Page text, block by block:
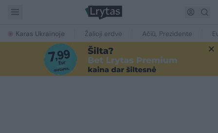
Karas Ukrainoje Žalioji erdvė Ačiū, Prezidente